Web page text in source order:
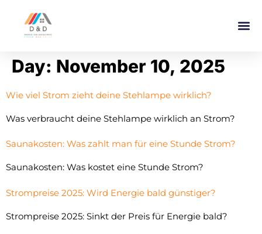
Day: November 10, 2025
Wie viel Strom zieht deine Stehlampe wirklich?
Was verbraucht deine Stehlampe wirklich an Strom?
Saunakosten: Was zahlt man für eine Stunde Strom?
Saunakosten: Was kostet eine Stunde Strom?
Strompreise 2025: Wird Energie bald günstiger?
Strompreise 2025: Sinkt der Preis für Energie bald?